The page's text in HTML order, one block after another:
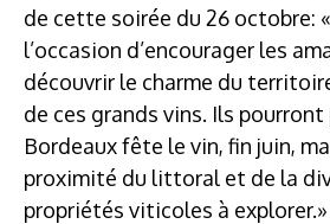
de cette soirée du 26 octobre:
l’occasion d’encourager les
découvrir le charme du
de ces grands vins. Ils
Bordeaux fête le vin, fin juin,
proximité du littoral et de la
propriétés viticoles à explorer.»